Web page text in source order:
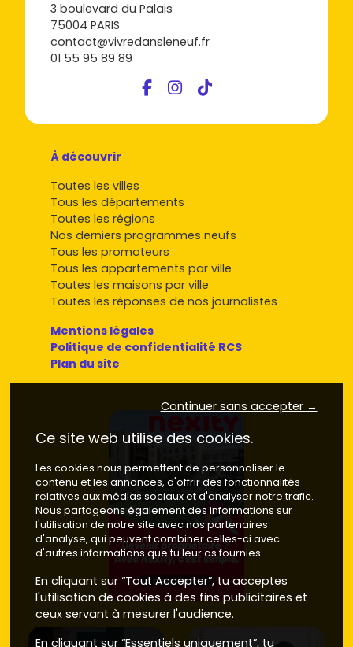
3 boulevard du Palais
75004 PARIS
contact@vivredansleneuf.fr
01 55 95 89 89
À découvrir
Toutes les villes
Tous les départements
Toutes les régions
Nos derniers programmes neufs
Tous les promoteurs
Tous les appartements par ville
Toutes les maisons par ville
Toutes les réponses de nos journalistes
Mentions légales
Politique de confidentialité RCS
Plan du site
Continuer sans accepter →
Ce site web utilise des cookies.
Les cookies nous permettent de personnaliser le
contenu et les annonces, d'offrir des fonctionnalités
relatives aux médias sociaux et d'analyser notre trafic.
Nous partageons également des informations sur
l'utilisation de notre site avec nos partenaires
d'analyse, qui peuvent combiner celles-ci avec
d'autres informations que tu leur as fournies.
En cliquant sur “Tout Accepter”, tu acceptes
l'utilisation de cookies à des fins publicitaires et
ceux servant à mesurer l'audience.
En cliquant sur “Essentiels uniquement”, tu